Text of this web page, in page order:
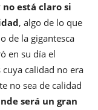
no está claro si
, algo de lo que
de la gigantesca
en su día el
calidad no era
no sea de calidad
será un gran